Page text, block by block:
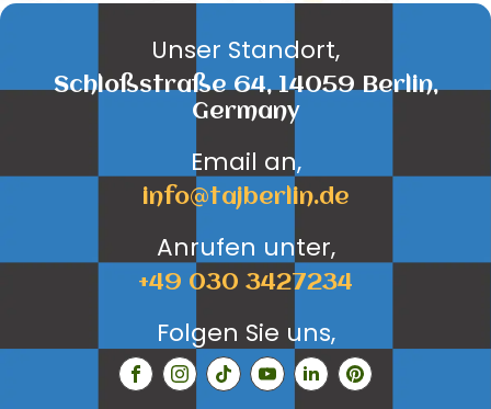
Unser Standort,
Schloßstraße 64, 14059 Berlin,
Germany
Email an,
info@tajberlin.de
Anrufen unter,
+49 030 3427234
Folgen Sie uns,